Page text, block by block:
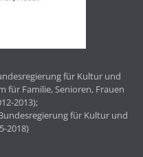
für Kultur und
für Familie, Senioren, Frauen
2013);
für Kultur und
2018)